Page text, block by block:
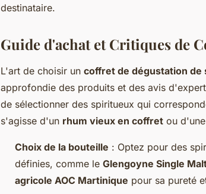
destinataire.
Guide d'achat et Critiques de
L'art de choisir un coffret de dégustation de
approfondie des produits et des avis
de sélectionner des spiritueux qui
s'agisse d'un rhum vieux en coffret ou d'une
Choix de la bouteille : Optez pour des
définies, comme le Glengoyne Single
agricole AOC Martinique pour sa pureté